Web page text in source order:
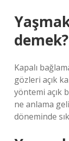
demek?
Kapalı
gözleri açık
yöntemi açık
ne anlama
döneminde